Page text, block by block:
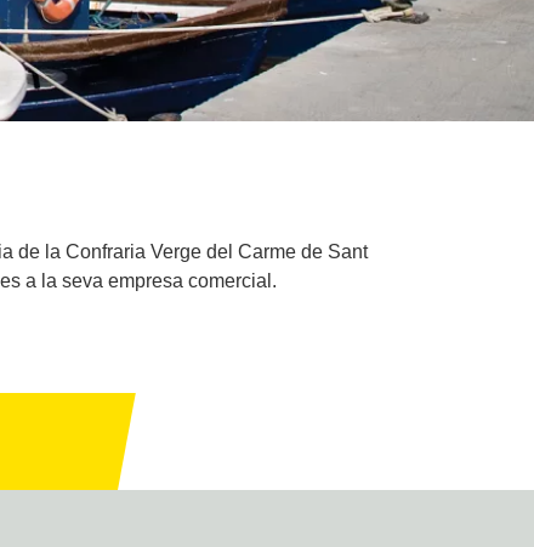
de la Confraria Verge del Carme de Sant
a la seva empresa comercial.